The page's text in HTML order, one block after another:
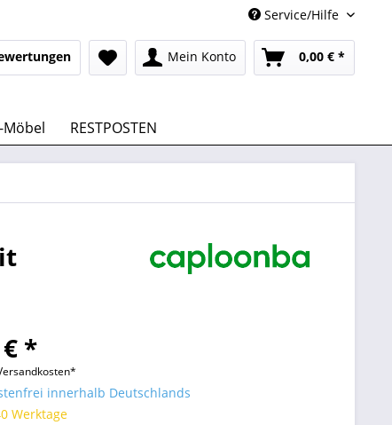
Service/Hilfe
Mein Konto 0,00 € *
RESTPOSTEN
*
innerhalb Deutschlands
Werktage